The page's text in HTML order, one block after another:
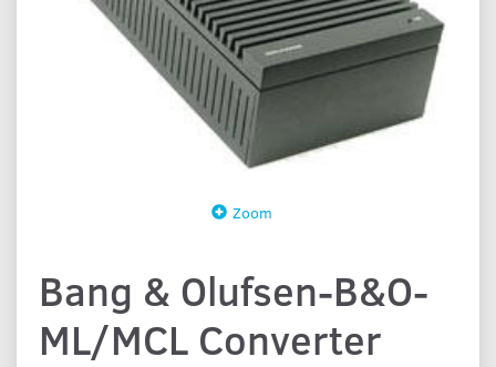
Zoom
Bang & Olufsen-B&O-
ML/MCL Converter